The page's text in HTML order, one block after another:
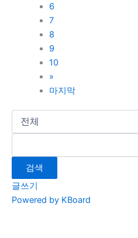
6
7
8
9
10
»
마지막
검색
글쓰기
Powered by KBoard